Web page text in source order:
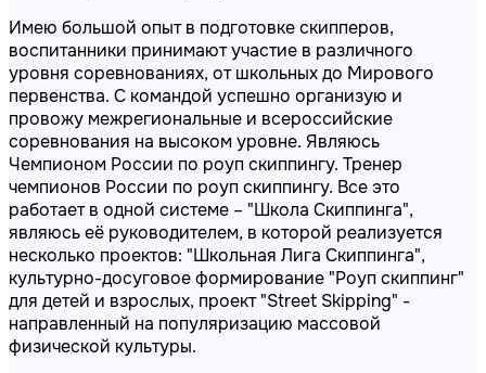
Имею большой опыт в подготовке скипперов,
воспитанники принимают участие в различного
уровня соревнованиях, от школьных до Мирового
первенства. С командой успешно организую и
провожу межрегиональные и всероссийские
соревнования на высоком уровне. Являюсь
Чемпионом России по роуп скиппингу. Тренер
чемпионов России по роуп скиппингу. Все это
работает в одной системе – "Школа Скиппинга",
являюсь её руководителем, в которой реализуется
несколько проектов: "Школьная Лига Скиппинга",
культурно-досуговое формирование "Роуп скиппинг"
для детей и взрослых, проект "Street Skipping" -
направленный на популяризацию массовой
физической культуры.